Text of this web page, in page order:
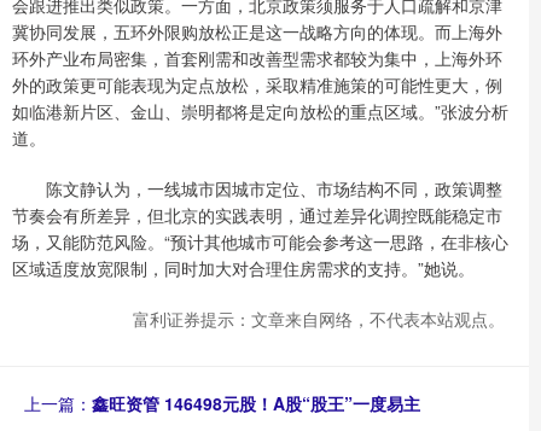
会跟进推出类似政策。一方面，北京政策须服务于人口疏解和京津
冀协同发展，五环外限购放松正是这一战略方向的体现。而上海外
环外产业布局密集，首套刚需和改善型需求都较为集中，上海外环
外的政策更可能表现为定点放松，采取精准施策的可能性更大，例
如临港新片区、金山、崇明都将是定向放松的重点区域。”张波分析
道。
陈文静认为，一线城市因城市定位、市场结构不同，政策调整
节奏会有所差异，但北京的实践表明，通过差异化调控既能稳定市
场，又能防范风险。“预计其他城市可能会参考这一思路，在非核心
区域适度放宽限制，同时加大对合理住房需求的支持。”她说。
富利证券提示：文章来自网络，不代表本站观点。
上一篇： 鑫旺资管 146498元股！A股“股王”一度易主